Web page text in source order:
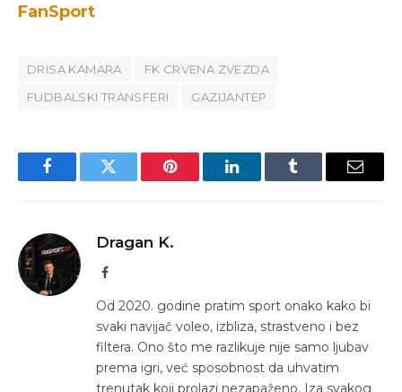
FanSport
DRISA KAMARA
FK CRVENA ZVEZDA
FUDBALSKI TRANSFERI
GAZIJANTEP
FacebookTwitter Pinterest LinkedInTumblr Email
Dragan K.
Facebook
Od 2020. godine pratim sport onako kako bi
svaki navijač voleo, izbliza, strastveno i bez
filtera. Ono što me razlikuje nije samo ljubav
prema igri, već sposobnost da uhvatim
trenutak koji prolazi nezapaženo. Iza svakog